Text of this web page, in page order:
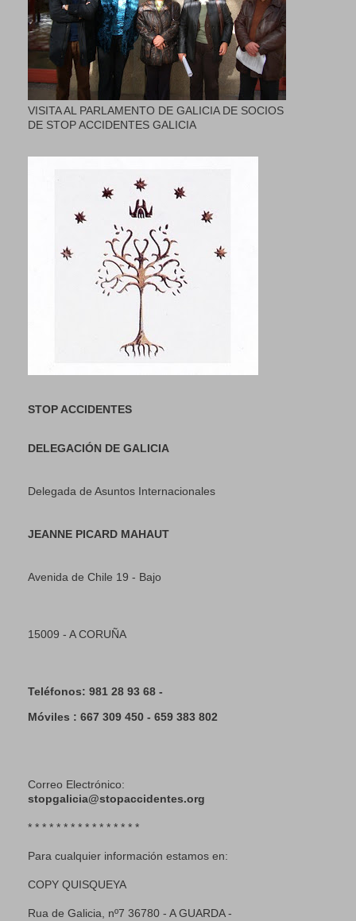
VISITA AL PARLAMENTO DE GALICIA DE SOCIOS
DE STOP ACCIDENTES GALICIA
STOP ACCIDENTES
DELEGACIÓN DE GALICIA
Delegada de Asuntos Internacionales
JEANNE PICARD MAHAUT
Avenida de Chile 19 - Bajo
15009 - A CORUÑA
Teléfonos: 981 28 93 68 -
Móviles : 667 309 450 - 659 383 802
Correo Electrónico:
stopgalicia@stopaccidentes.org
* * * * * * * * * * * * * * * *
Para cualquier información estamos en:
COPY QUISQUEYA
Rua de Galicia, nº7 36780 - A GUARDA -